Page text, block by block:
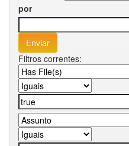
por
Filtros correntes: